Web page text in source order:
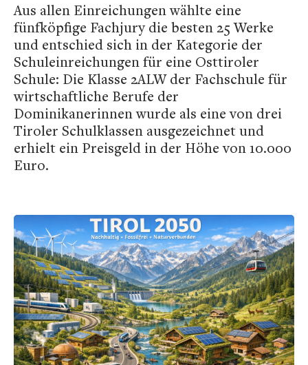
Aus allen Einreichungen wählte eine
fünfköpfige Fachjury die besten 25 Werke
und entschied sich in der Kategorie der
Schuleinreichungen für eine Osttiroler
Schule: Die Klasse 2ALW der Fachschule für
wirtschaftliche Berufe der
Dominikanerinnen wurde als eine von drei
Tiroler Schulklassen ausgezeichnet und
erhielt ein Preisgeld in der Höhe von 10.000
Euro.